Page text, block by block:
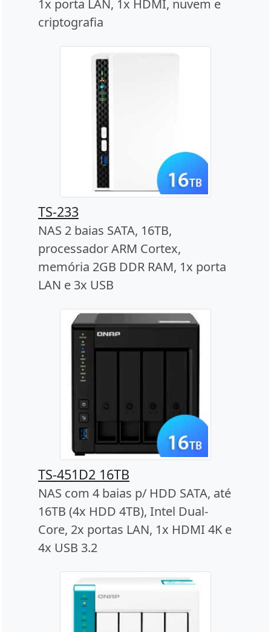
1x porta LAN, 1x HDMI, nuvem e
criptografia
TS-233
NAS 2 baias SATA, 16TB,
processador ARM Cortex,
memória 2GB DDR RAM, 1x porta
LAN e 3x USB
TS-451D2 16TB
NAS com 4 baias p/ HDD SATA, até
16TB (4x HDD 4TB), Intel Dual-
Core, 2x portas LAN, 1x HDMI 4K e
4x USB 3.2